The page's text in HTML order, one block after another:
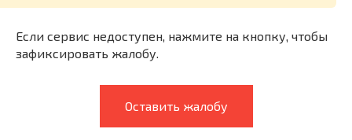
Если сервис недоступен, нажмите на кнопку, чтобы
зафиксировать жалобу.
Оставить жалобу